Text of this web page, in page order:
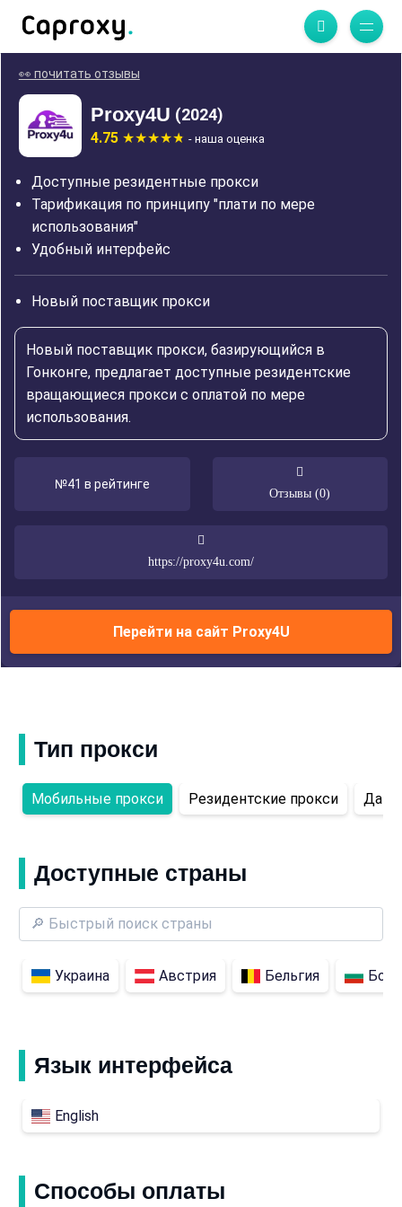
👀 почитать отзывы
Proxy4U (2024)
4.75 - наша оценка
Доступные резидентные прокси
Тарификация по принципу "плати по мере
использования"
Удобный интерфейс
Новый поставщик прокси
Новый поставщик прокси, базирующийся в
Гонконге, предлагает доступные резидентские
вращающиеся прокси с оплатой по мере
использования.
№41 в рейтинге
Отзывы (0)
https://proxy4u.com/
Перейти на сайт Proxy4U
Тип прокси
Мобильные прокси Резидентские прокси
Доступные страны
Украина Австрия Бельгия
Язык интерфейса
English
Способы оплаты